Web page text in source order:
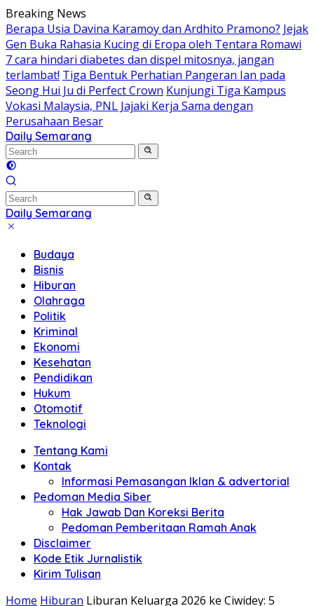
Skip
to
content
Breaking News
Berapa Usia Davina Karamoy dan Ardhito Pramono? Jejak
Gen Buka Rahasia Kucing di Eropa oleh Tentara Romawi
7 cara hindari diabetes dan dispel mitosnya, jangan
terlambat! Tiga Bentuk Perhatian Pangeran Ian pada
Seong Hui Ju di Perfect Crown Kunjungi Tiga Kampus
Vokasi Malaysia, PNL Jajaki Kerja Sama dengan
Perusahaan Besar
Daily Semarang
"Semarang
Hari
Ini:
Informasi
Terkini
untuk
Daily Semarang
"Semarang
Informasi
Terkini
untuk
Anda"
Budaya
Bisnis
Hiburan
Olahraga
Politik
Kriminal
Ekonomi
Kesehatan
Pendidikan
Hukum
Otomotif
Teknologi
Tentang Kami
Kontak
Informasi Pemasangan Iklan & advertorial
Pedoman Media Siber
Hak Jawab Dan Koreksi Berita
Pedoman Pemberitaan Ramah Anak
Disclaimer
Kode Etik Jurnalistik
Kirim Tulisan
Home Hiburan Liburan Keluarga 2026 ke Ciwidey: 5